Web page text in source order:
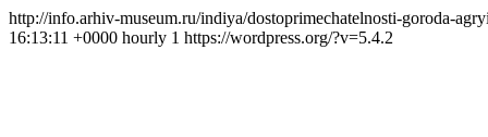
http://info.arhiv-museum.ru/indiya/dostoprimechatelnosti-goroda-
16:13:11 +0000 hourly 1 https://wordpress.org/?v=5.4.2